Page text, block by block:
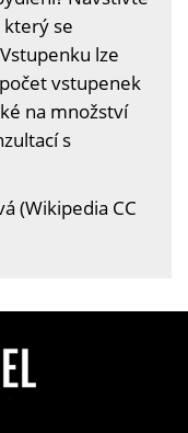
se
lze
vstupenek
na množství
s
(Wikipedia CC